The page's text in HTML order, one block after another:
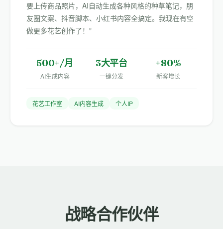
要上传商品照片，AI自动生成各种风格的种草笔记，朋
友圈文案、抖音脚本、小红书内容全搞定。我现在有空
做更多花艺创作了！"
500+/月
AI生成内容
3大平台
一键分发
+80%
新客增长
花艺工作室 AI内容生成 个人IP
战略合作伙伴